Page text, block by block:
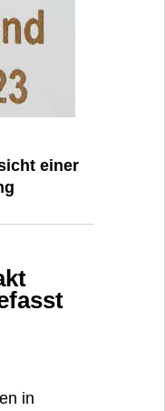
einer
in